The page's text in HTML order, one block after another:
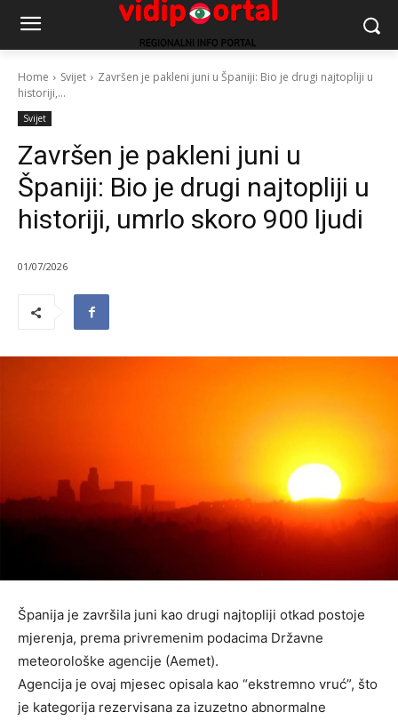
Home Svijet
Završen je pakleni juni u Španiji: Bio je drugi najtopliji u
historiji,...
Svijet
Završen je pakleni juni u
Španiji: Bio je drugi najtopliji u
historiji, umrlo skoro 900 ljudi
01/07/2026
Španija je završila juni kao drugi najtopliji otkad postoje
mjerenja, prema privremenim podacima Državne
meteorološke agencije (Aemet).
Agencija je ovaj mjesec opisala kao “ekstremno vruć”, što
je kategorija rezervisana za izuzetno abnormalne